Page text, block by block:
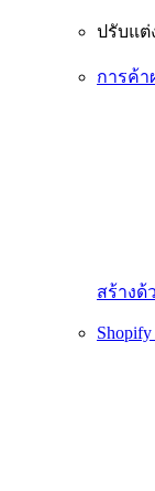
ปรับแต่
การค้
สร้างด้